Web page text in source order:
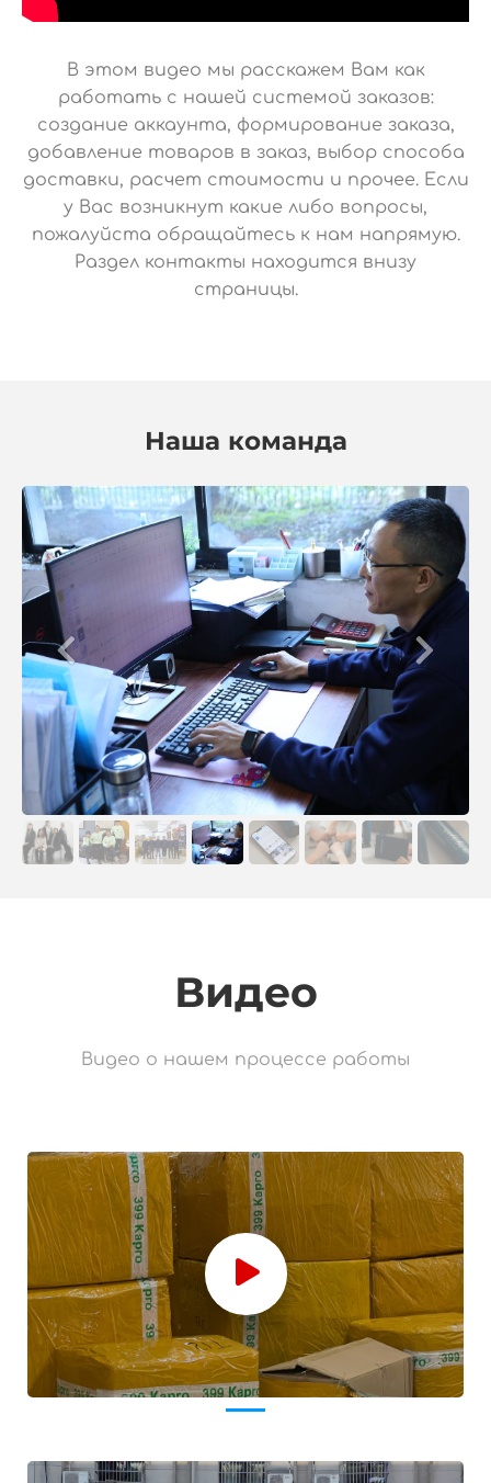
В этом видео мы расскажем Вам как
работать с нашей системой заказов:
создание аккаунта, формирование заказа,
добавление товаров в заказ, выбор способа
доставки, расчет стоимости и прочее. Если
у Вас возникнут какие либо вопросы,
пожалуйста обращайтесь к нам напрямую.
Раздел контакты находится внизу
страницы.
Наша команда
Видео
Видео о нашем процессе работы